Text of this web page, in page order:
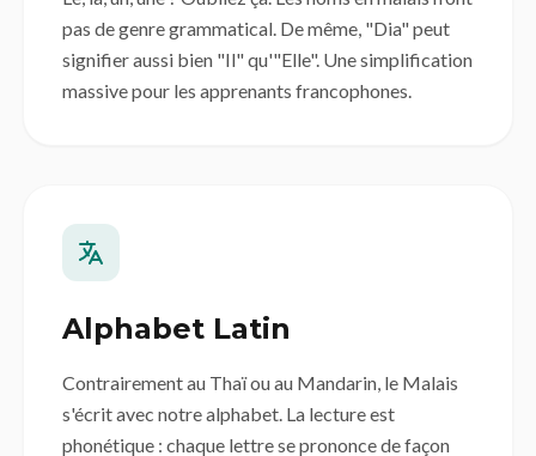
pas de genre grammatical. De même, "Dia" peut
signifier aussi bien "Il" qu'"Elle". Une simplification
massive pour les apprenants francophones.
Alphabet Latin
Contrairement au Thaï ou au Mandarin, le Malais
s'écrit avec notre alphabet. La lecture est
phonétique : chaque lettre se prononce de façon